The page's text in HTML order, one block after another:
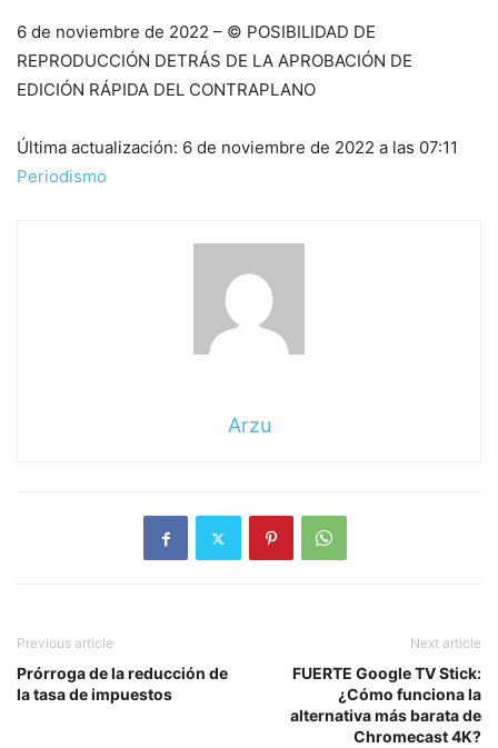
6 de noviembre de 2022 – © POSIBILIDAD DE
REPRODUCCIÓN DETRÁS DE LA APROBACIÓN DE
EDICIÓN RÁPIDA DEL CONTRAPLANO
Última actualización: 6 de noviembre de 2022 a las 07:11
Periodismo
Arzu
Previous article
Prórroga de la reducción de
la tasa de impuestos
Next article
FUERTE Google TV Stick:
¿Cómo funciona la
alternativa más barata de
Chromecast 4K?